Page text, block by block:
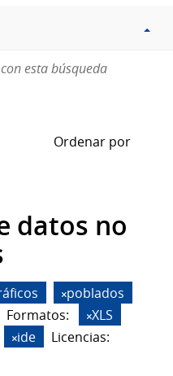
esta búsqueda
Ordenar por
datos no
poblados
Formatos:
XLS
ide
Licencias: